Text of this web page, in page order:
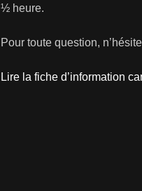
½ heure.
Pour toute question,
Lire la fiche d’information